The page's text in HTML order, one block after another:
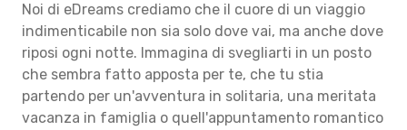
Noi di eDreams crediamo che il cuore di un viaggio
indimenticabile non sia solo dove vai, ma anche dove
riposi ogni notte. Immagina di svegliarti in un posto
che sembra fatto apposta per te, che tu stia
partendo per un'avventura in solitaria, una meritata
vacanza in famiglia o quell'appuntamento romantico